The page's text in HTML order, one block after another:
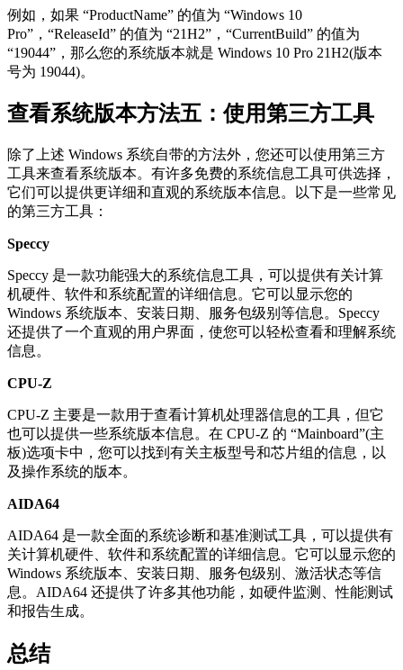
例如，如果 “ProductName” 的值为 “Windows 10
Pro”，“ReleaseId” 的值为 “21H2”，“CurrentBuild” 的值为
“19044”，那么您的系统版本就是 Windows 10 Pro 21H2(版本
号为 19044)。
查看系统版本方法五：使用第三方工具
除了上述 Windows 系统自带的方法外，您还可以使用第三方
工具来查看系统版本。有许多免费的系统信息工具可供选择，
它们可以提供更详细和直观的系统版本信息。以下是一些常见
的第三方工具：
Speccy
Speccy 是一款功能强大的系统信息工具，可以提供有关计算
机硬件、软件和系统配置的详细信息。它可以显示您的
Windows 系统版本、安装日期、服务包级别等信息。Speccy
还提供了一个直观的用户界面，使您可以轻松查看和理解系统
信息。
CPU-Z
CPU-Z 主要是一款用于查看计算机处理器信息的工具，但它
也可以提供一些系统版本信息。在 CPU-Z 的 “Mainboard”(主
板)选项卡中，您可以找到有关主板型号和芯片组的信息，以
及操作系统的版本。
AIDA64
AIDA64 是一款全面的系统诊断和基准测试工具，可以提供有
关计算机硬件、软件和系统配置的详细信息。它可以显示您的
Windows 系统版本、安装日期、服务包级别、激活状态等信
息。AIDA64 还提供了许多其他功能，如硬件监测、性能测试
和报告生成。
总结